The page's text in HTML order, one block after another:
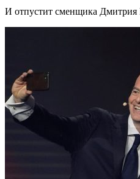
И отпустит сменщика Дмитрия